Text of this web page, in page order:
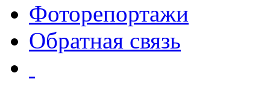
Фоторепортажи
Обратная связь